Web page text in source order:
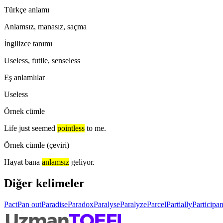
Türkçe anlamı
Anlamsız, manasız, saçma
İngilizce tanımı
Useless, futile, senseless
Eş anlamlılar
Useless
Örnek cümle
Life just seemed pointless to me.
Örnek cümle (çeviri)
Hayat bana anlamsız geliyor.
Diğer kelimeler
PactPan outParadiseParadoxParalyseParalyzeParcelPartially